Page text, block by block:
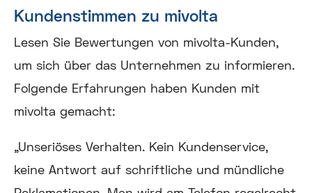
Kundenstimmen zu mivolta
Lesen Sie Bewertungen von mivolta-Kunden,
um sich über das Unternehmen zu informieren.
Folgende Erfahrungen haben Kunden mit
mivolta gemacht:
„Unseriöses Verhalten. Kein Kundenservice,
keine Antwort auf schriftliche und mündliche